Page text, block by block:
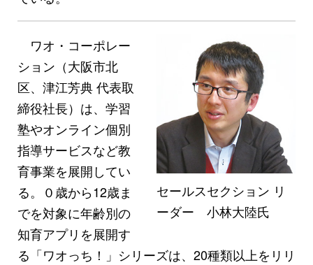
セールスセクション リ
ーダー 小林大陸氏
ワオ・コーポレー
ション（大阪市北
区、津江芳典 代表取
締役社長）は、学習
塾やオンライン個別
指導サービスなど教
育事業を展開してい
る。０歳から12歳ま
でを対象に年齢別の
知育アプリを展開す
る「ワオっち！」シリーズは、20種類以上をリリ